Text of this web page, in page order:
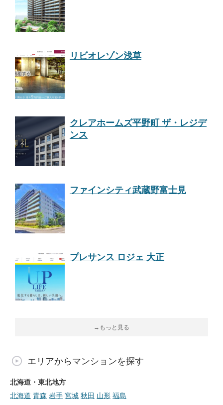
リビオレゾン浅草
クレアホームズ平野町 ザ・レジデ
ンス
ファインシティ武蔵野富士見
プレサンス ロジェ 大正
→もっと見る
エリアからマンションを探す
北海道・東北地方
北海道 青森 岩手 宮城 秋田 山形 福島